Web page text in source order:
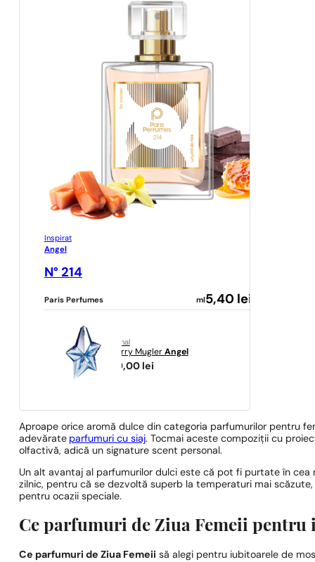
Inspirat
Angel
N° 214
Paris Perfumes ml 5,40 lei
original
Thierry Mugler Angel
399,00 lei
Aproape orice aromă dulce din categoria parfumurilor pentru
adevărate parfumuri cu siaj. Tocmai aceste compoziții cu
olfactivă, adică un signature scent personal.
Un alt avantaj al parfumurilor dulci este că pot fi purtate în cea
zilnic, pentru că se dezvoltă superb la temperaturi mai
pentru ocazii speciale.
Ce parfumuri de Ziua Femeii pentru
Ce parfumuri de Ziua Femeii să alegi pentru iubitoarele de